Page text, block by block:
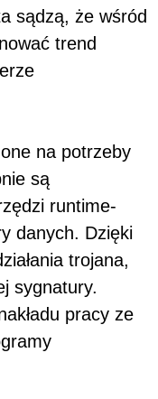
sądzą, że wśród
trend
na potrzeby
są
runtime-
danych. Dzięki
trojana,
sygnatury.
pracy ze